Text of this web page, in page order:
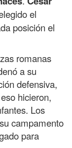
el
posición el
romanas
a su
defensiva,
hicieron,
Los
campamento
para